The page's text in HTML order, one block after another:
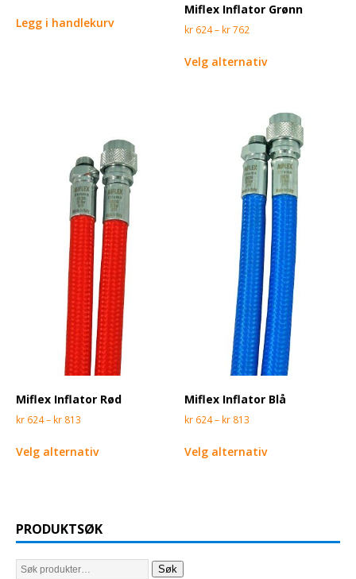
Legg i handlekurv
Miflex Inflator Grønn
kr 624– kr762
Velg alternativ
Miflex Inflator Rød
kr 624– kr 813
Velg alternativ
Miflex Inflator Blå
kr 624– kr 813
Velg alternativ
PRODUKTSØK
Søk